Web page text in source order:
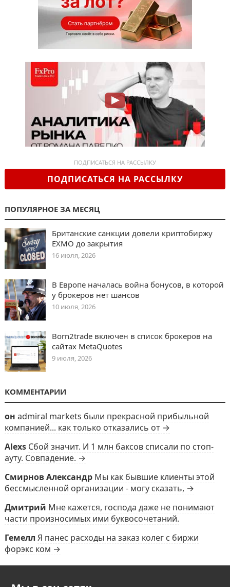
ПОДПИСАТЬСЯ НА РАССЫЛКУ
ПОДПИСАТЬСЯ НА РАССЫЛКУ
ПОПУЛЯРНОЕ ЗА МЕСЯЦ
Британские санкции довели криптобиржу
EXMO до закрытия
16 июля, 2026
В Европе началась война бонусов, в которой
у брокеров нет шансов
10 июля, 2026
Born2trade включен в список брокеров на
сайтах MetaQuotes
9 июля, 2026
КОММЕНТАРИИ
он admiral markets были прекрасной прибыльной
компанией... как только отказались от →
Alexs Сбой значит. И 1 млн баксов списали по стоп-
ауту. Совпадение. →
Смирнов Александр Мы как бывшие клиенты этой
бессмысленной организации - могу сказать, →
Дмитрий Мне кажется, господа даже не понимают
части произносимых ими буквосочетаний.
Гемелл Я панес расходы на заказ колег с биржи
форэкс ком →